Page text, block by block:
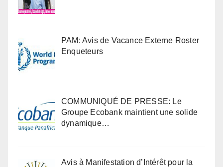
PAM: Avis de Vacance Externe Roster
Enqueteurs
COMMUNIQUÉ DE PRESSE: Le
Groupe Ecobank maintient une solide
dynamique…
Avis à Manifestation d’Intérêt pour la